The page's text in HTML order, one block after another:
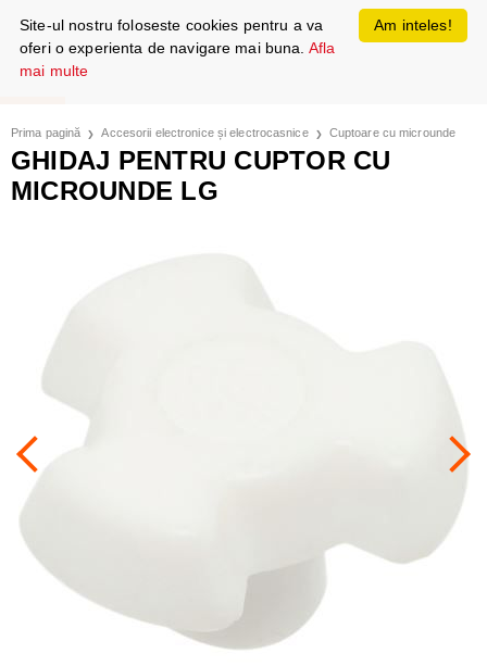
Prima pagină Accesorii electronice și electrocasnice Cuptoare cu microunde
GHIDAJ PENTRU CUPTOR CU
MICROUNDE LG
Am inteles!
Site-ul nostru foloseste cookies pentru a va
oferi o experienta de navigare mai buna. Afla
mai multe